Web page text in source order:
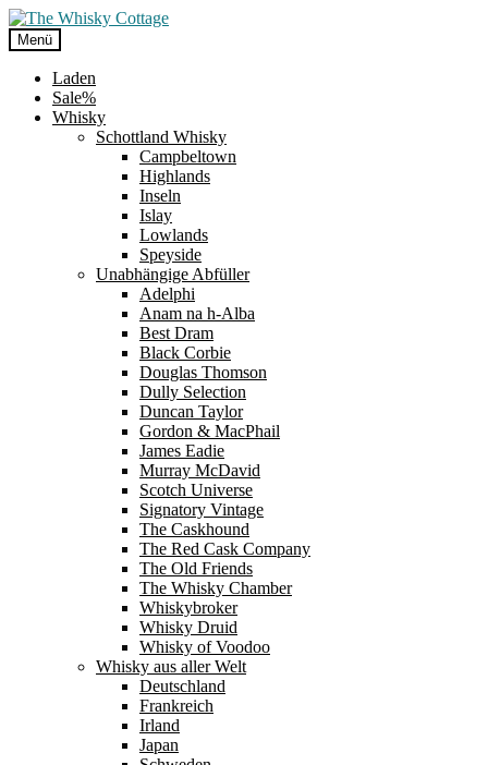
Zur
Navigation
springen
Zum
Inhalt
springen
Menü
Laden
Sale%
Whisky
Schottland Whisky
Campbeltown
Highlands
Inseln
Islay
Lowlands
Speyside
Unabhängige Abfüller
Adelphi
Anam na h-Alba
Best Dram
Black Corbie
Douglas Thomson
Dully Selection
Duncan Taylor
Gordon & MacPhail
James Eadie
Murray McDavid
Scotch Universe
Signatory Vintage
The Caskhound
The Red Cask Company
The Old Friends
The Whisky Chamber
Whiskybroker
Whisky Druid
Whisky of Voodoo
Whisky aus aller Welt
Deutschland
Frankreich
Irland
Japan